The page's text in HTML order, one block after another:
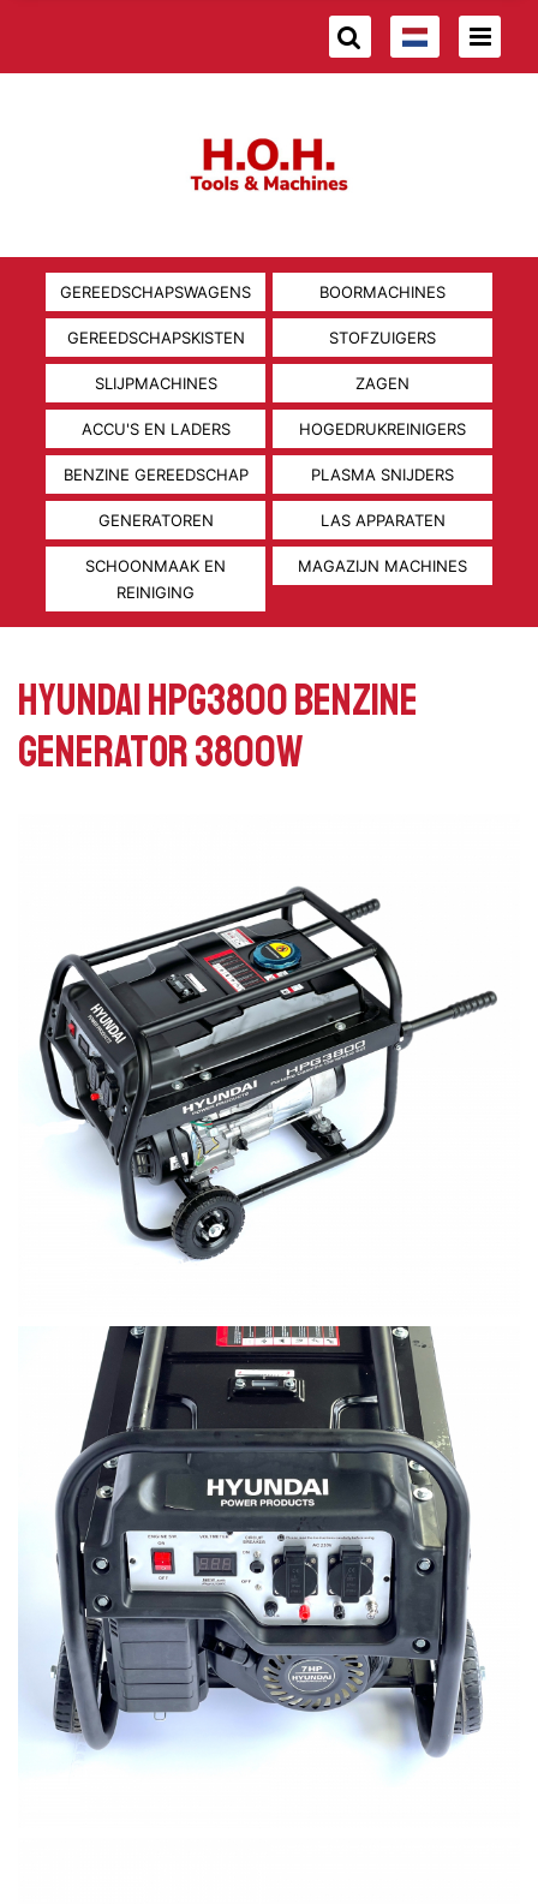
GEREEDSCHAPSWAGENS BOORMACHINES
GEREEDSCHAPSKISTEN STOFZUIGERS
SLIJPMACHINES ZAGEN
ACCU'S EN LADERS HOGEDRUKREINIGERS
BENZINE GEREEDSCHAP PLASMA SNIJDERS
GENERATOREN LAS APPARATEN
SCHOONMAAK EN
REINIGING
MAGAZIJN MACHINES
Hyundai HPG3800 Benzine
generator 3800W